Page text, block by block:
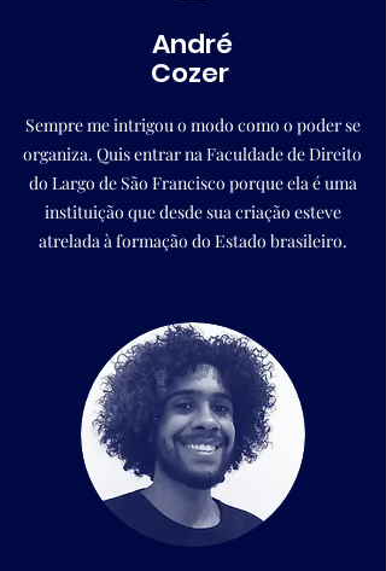
André
Cozer
Sempre me intrigou o modo como o poder se
organiza. Quis entrar na Faculdade de Direito
do Largo de São Francisco porque ela é uma
instituição que desde sua criação esteve
atrelada à formação do Estado brasileiro.